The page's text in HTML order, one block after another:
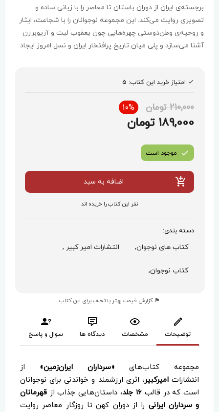
برجسته‌ی ایران از دوران باستان تا معاصر را با زبانی ساده و
تصویری روایت می‌کند. این مجموعه نوجوانان را با شجاعت، ایثار
و روحیه‌ی وطن‌دوستی چهره‌هایی چون یعقوب لیث و آریوبرزن
آشنا می‌سازد و پلی میان تاریخ پرافتخار ایران و نسل امروز ایجاد
امتیاز خرید این کتاب: 5
210,000 تومان 10%
189,000 تومان
موجود است
اضافه به سبد
نفر این کتاب را خریده اند
دسته بندی:
کتاب های نوجوان, انتشارات امیر کبیر ,
کتاب نوجوان,
گزارش قیمت بهتر یا تخلف برای این کتاب
توضیحات مشخصات دیدگاه ها سوال و پاسخ
مجموعه کتاب‌های «سرداران ایران‌زمین» از
انتشاراتامیرکبیر، اثری ارزشمند و خواندنی برای نوجوانان
است که در قالب۱۶ جلد ، داستان‌هایی جذاب ازقهرمانان
و سرداران ایرانی را از دوران کهن تا روزگار معاصر روایت